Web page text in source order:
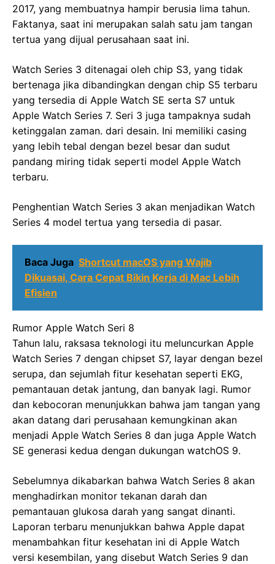
2017, yang membuatnya hampir berusia lima tahun.
Faktanya, saat ini merupakan salah satu jam tangan
tertua yang dijual perusahaan saat ini.
Watch Series 3 ditenagai oleh chip S3, yang tidak
bertenaga jika dibandingkan dengan chip S5 terbaru
yang tersedia di Apple Watch SE serta S7 untuk
Apple Watch Series 7. Seri 3 juga tampaknya sudah
ketinggalan zaman. dari desain. Ini memiliki casing
yang lebih tebal dengan bezel besar dan sudut
pandang miring tidak seperti model Apple Watch
terbaru.
Penghentian Watch Series 3 akan menjadikan Watch
Series 4 model tertua yang tersedia di pasar.
Baca Juga Shortcut macOS yang Wajib
Dikuasai, Cara Cepat Bikin Kerja di Mac Lebih
Efisien
Rumor Apple Watch Seri 8
Tahun lalu, raksasa teknologi itu meluncurkan Apple
Watch Series 7 dengan chipset S7, layar dengan bezel
serupa, dan sejumlah fitur kesehatan seperti EKG,
pemantauan detak jantung, dan banyak lagi. Rumor
dan kebocoran menunjukkan bahwa jam tangan yang
akan datang dari perusahaan kemungkinan akan
menjadi Apple Watch Series 8 dan juga Apple Watch
SE generasi kedua dengan dukungan watchOS 9.
Sebelumnya dikabarkan bahwa Watch Series 8 akan
menghadirkan monitor tekanan darah dan
pemantauan glukosa darah yang sangat dinanti.
Laporan terbaru menunjukkan bahwa Apple dapat
menambahkan fitur kesehatan ini di Apple Watch
versi kesembilan, yang disebut Watch Series 9 dan